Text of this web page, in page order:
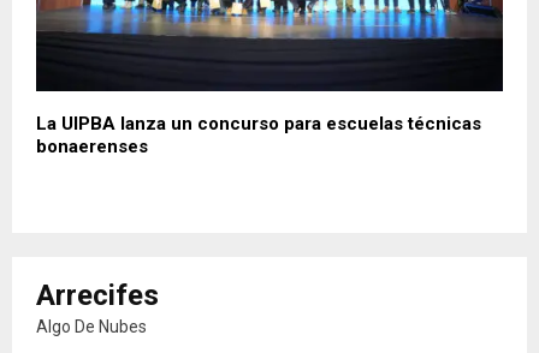
La UIPBA lanza un concurso para escuelas técnicas
bonaerenses
Arrecifes
Algo De Nubes